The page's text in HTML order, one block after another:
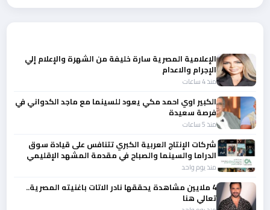
الإعلامية المصرية سارة خليفة من الشهرة والإعلام إلي
الإجرام والاعدام
منذ 4 ساعات
الكبير اوي احمد مكي يعود للسينما مع ماجد الكدواني في
فرصة سعيدة
منذ 5 ساعات
شركات الإنتاج العربية الكبري تتنافس على قيادة سوق
الدراما والسينما والصباح في مقدمة المشهد الإقليمي
منذ يوم واحد
4 ملايين مشاهدة يحققها نادر الاتات باغنيته المصرية..
تعالي هنا